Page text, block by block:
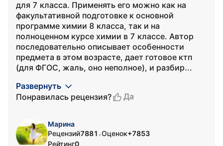
для 7 класса. Применять его можно как на
факультативной подготовке к основной
программе химии 8 класса, так и на
полноценном курсе химии в 7 классе. Автор
последовательно описывает особенности
предмета в этом возрасте, дает готовое ктп
(для ФГОС, жаль, оно неполное), и разбир...
Развернуть
Понравилась рецензия?
Да
Марина
Рецензий7881 •Оценок+7853
Рейтинг0